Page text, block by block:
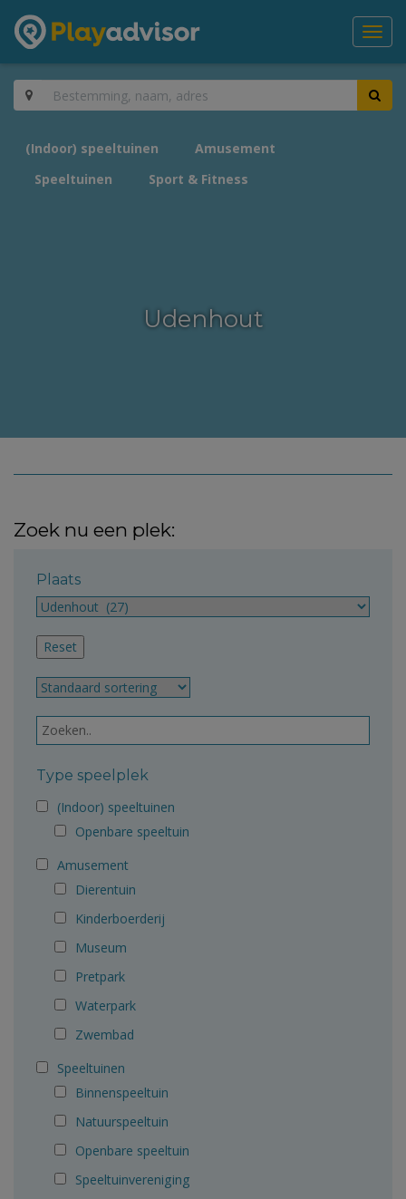
(Indoor) speeltuinen
Amusement
Speeltuinen
Sport & Fitness
Udenhout
Zoek nu een plek:
Plaats
Type speelplek
(Indoor) speeltuinen
Openbare speeltuin
Amusement
Dierentuin
Kinderboerderij
Museum
Pretpark
Waterpark
Zwembad
Speeltuinen
Binnenspeeltuin
Natuurspeeltuin
Openbare speeltuin
Speeltuinvereniging